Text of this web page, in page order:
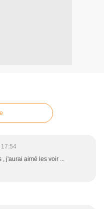
, j'aurai aimé les voir ...